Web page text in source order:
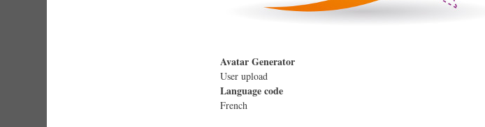
Avatar Generator
User upload
Language code
French